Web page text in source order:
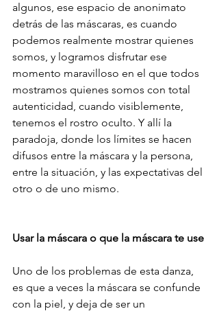
algunos, ese espacio de anonimato
detrás de las máscaras, es cuando
podemos realmente mostrar quienes
somos, y logramos disfrutar ese
momento maravilloso en el que todos
mostramos quienes somos con total
autenticidad, cuando visiblemente,
tenemos el rostro oculto. Y allí la
paradoja, donde los límites se hacen
difusos entre la máscara y la persona,
entre la situación, y las expectativas del
otro o de uno mismo.
Usar la máscara o que la máscara te use
Uno de los problemas de esta danza,
es que a veces la máscara se confunde
con la piel, y deja de ser un